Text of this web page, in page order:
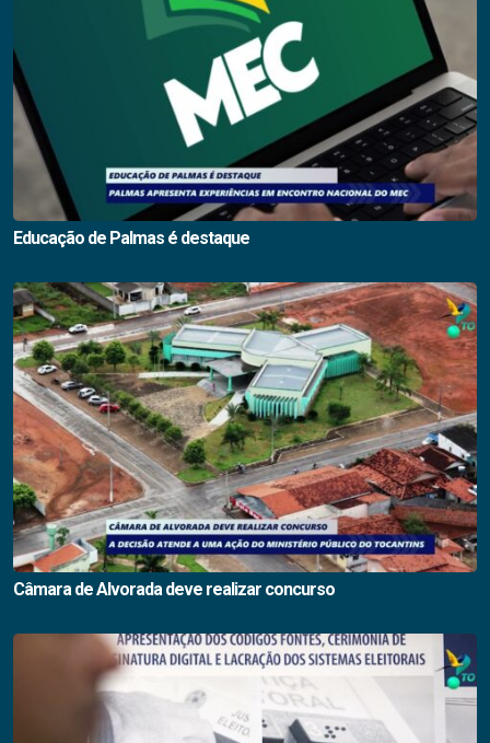
Educação de Palmas é destaque
Câmara de Alvorada deve realizar concurso